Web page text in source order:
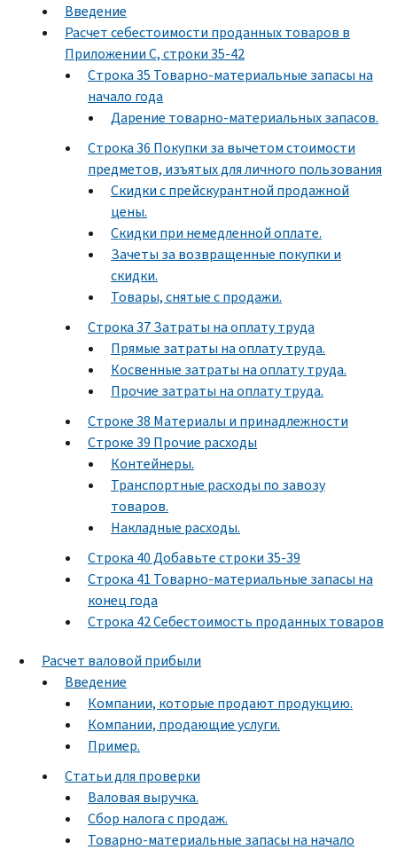
Введение
Расчет себестоимости проданных товаров в
Приложении С, строки 35-42
Строка 35 Товарно-материальные запасы на
начало года
Дарение товарно-материальных запасов.
Строка 36 Покупки за вычетом стоимости
предметов, изъятых для личного пользования
Скидки с прейскурантной продажной
цены.
Скидки при немедленной оплате.
Зачеты за возвращенные покупки и
скидки.
Товары, снятые с продажи.
Строка 37 Затраты на оплату труда
Прямые затраты на оплату труда.
Косвенные затраты на оплату труда.
Прочие затраты на оплату труда.
Строке 38 Материалы и принадлежности
Строке 39 Прочие расходы
Контейнеры.
Транспортные расходы по завозу
товаров.
Накладные расходы.
Строка 40 Добавьте строки 35-39
Строка 41 Товарно-материальные запасы на
конец года
Строка 42 Себестоимость проданных товаров
Расчет валовой прибыли
Введение
Компании, которые продают продукцию.
Компании, продающие услуги.
Пример.
Статьи для проверки
Валовая выручка.
Сбор налога с продаж.
Товарно-материальные запасы на начало